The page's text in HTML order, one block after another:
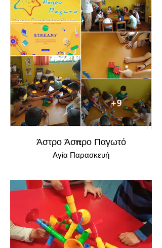
Άστρο Άσπρο Παγωτό
Αγία Παρασκευή